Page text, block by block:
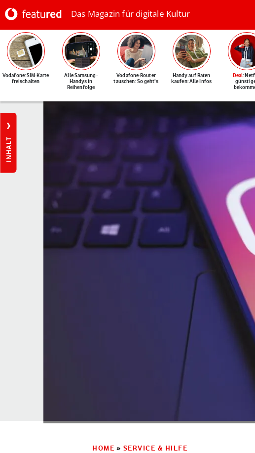
Das Magazin für digitale Kultur
Vodafone: SIM-Karte
freischalten
Alle Samsung-
Handys in
Reihenfolge
Vodafone-Router
tauschen: So geht's
Handy auf Raten
kaufen: Alle Infos
Deal:
INHALT
HOME » SERVICE & HILFE